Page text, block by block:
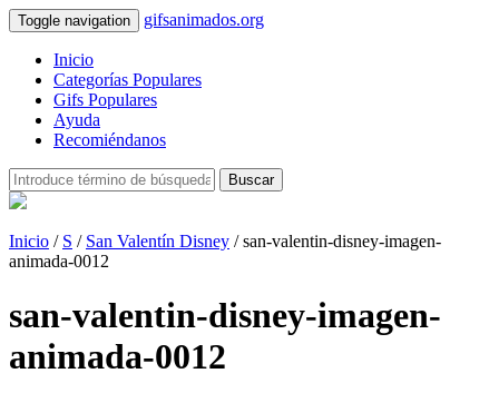
Toggle navigation gifsanimados.org
Inicio
Categorías Populares
Gifs Populares
Ayuda
Recomiéndanos
Buscar
Inicio / S / San Valentín Disney / san-valentin-disney-imagen-
animada-0012
san-valentin-disney-imagen-
animada-0012